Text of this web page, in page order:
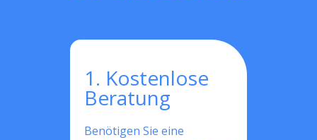
1. Kostenlose
Beratung
Benötigen Sie eine